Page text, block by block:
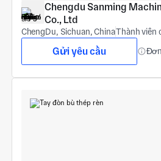
Chengdu Sanming
Co., Ltd
ChengDu, Sichuan, ChinaThành viên
Gửi yêu cầu